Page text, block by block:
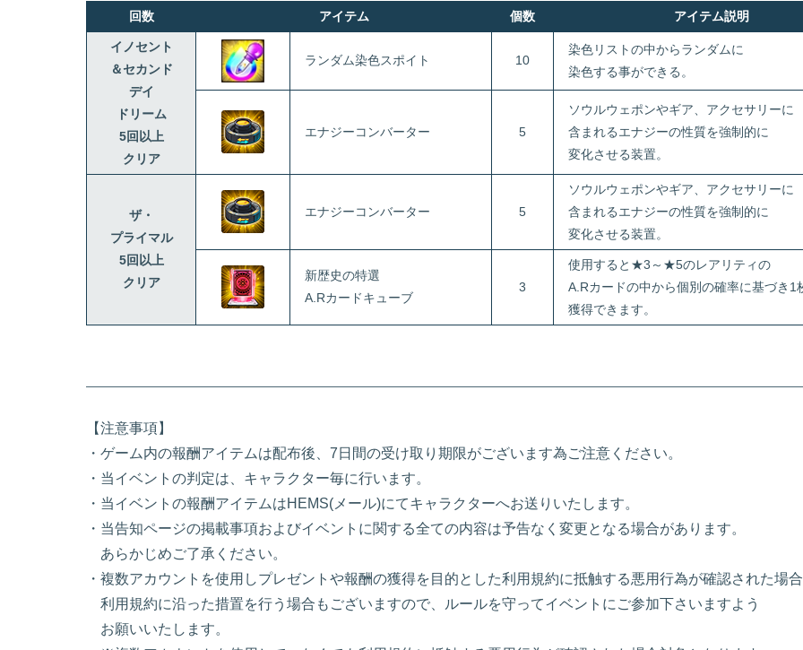
回数 アイテム 個数 アイテム説明
イノセント
＆セカンド
デイ
ドリーム
5回以上
クリア
ランダム染色スポイト 10
染色リストの中からランダムに
染色する事ができる。
エナジーコンバーター 5
ソウルウェポンやギア、アクセサリーに
含まれるエナジーの性質を強制的に
変化させる装置。
ザ・
プライマル
5回以上
クリア
エナジーコンバーター 5
ソウルウェポンやギア、アクセサリーに
含まれるエナジーの性質を強制的に
変化させる装置。
新歴史の特選
A.Rカードキューブ
3
使用すると★3～★5のレアリティの
A.Rカードの中から個別の確率に基づき1
獲得できます。
【注意事項】
・ゲーム内の報酬アイテムは配布後、7日間の受け取り期限がございます為ご注意ください。
・当イベントの判定は、キャラクター毎に行います。
・当イベントの報酬アイテムはHEMS(メール)にてキャラクターへお送りいたします。
・当告知ページの掲載事項およびイベントに関する全ての内容は予告なく変更となる場合があります。
あらかじめご了承ください。
・複数アカウントを使用しプレゼントや報酬の獲得を目的とした利用規約に抵触する悪用行為が確認された場
利用規約に沿った措置を行う場合もございますので、ルールを守ってイベントにご参加下さいますよう
お願いいたします。